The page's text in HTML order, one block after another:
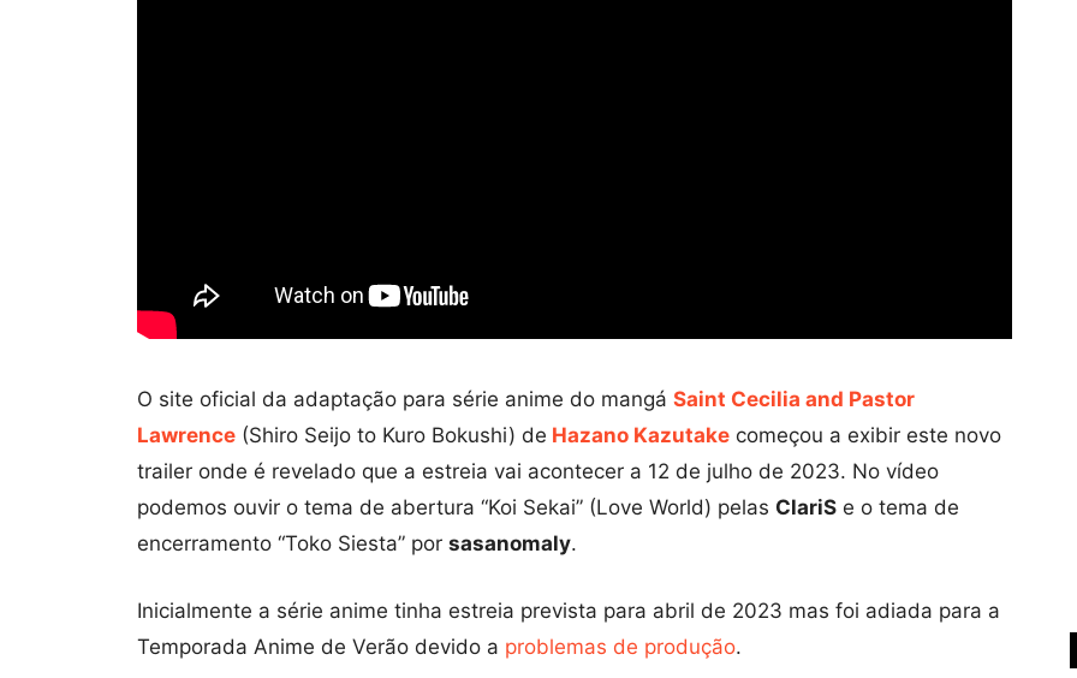
O site oficial da adaptação para série anime do mangá Saint Cecilia and Pastor
Lawrence (Shiro Seijo to Kuro Bokushi) de Hazano Kazutake começou a exibir este novo
trailer onde é revelado que a estreia vai acontecer a 12 de julho de 2023. No vídeo
podemos ouvir o tema de abertura “Koi Sekai” (Love World) pelas ClariS e o tema de
encerramento “Toko Siesta” por sasanomaly.
Inicialmente a série anime tinha estreia prevista para abril de 2023 mas foi adiada para a
Temporada Anime de Verão devido a problemas de produção.